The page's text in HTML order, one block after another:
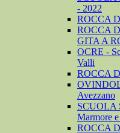
- 2022
ROCCA
ROCCA
GITA A
OCRE -
Valli
ROCCA
Avezzano
SCUOLA
Marmore
ROCCA